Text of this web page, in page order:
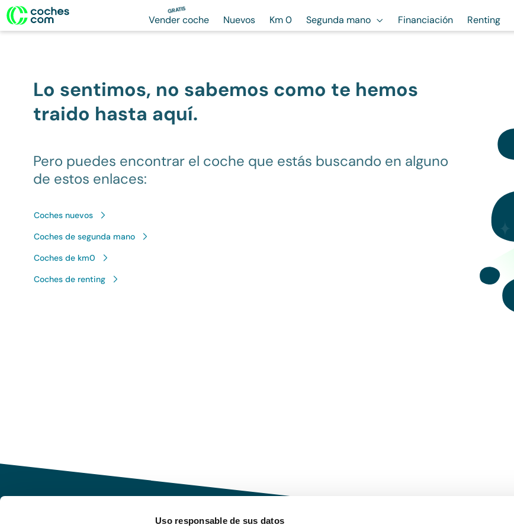
Uso responsable de sus datos
GRATIS
Vender coche Nuevos Km 0 Segunda mano Financiación Renting
Lo sentimos, no sabemos como te hemos
traido hasta aquí.
Pero puedes encontrar el coche que estás buscando en alguno
de estos enlaces:
Coches nuevos
Coches de segunda mano
Coches de km0
Coches de renting